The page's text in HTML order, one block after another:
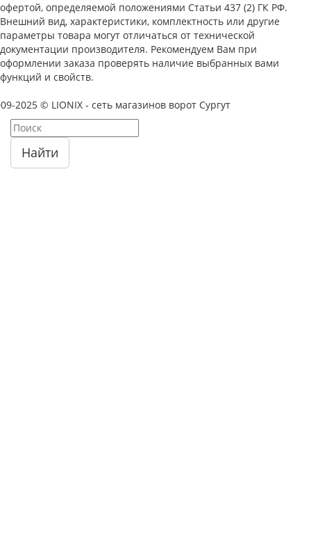
офертой, определяемой положениями Статьи 437 (2) ГК РФ.
Внешний вид, характеристики, комплектность или другие
параметры товара могут отличаться от технической
документации производителя. Рекомендуем Вам при
оформлении заказа проверять наличие выбранных вами
функций и свойств.
2025 © LIONIX - сеть магазинов ворот Сургут
Найти